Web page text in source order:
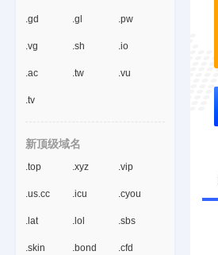
.gd .gl .pw
.vg .sh .io
.ac .tw .vu
.tv
新顶级域名
.top .xyz .vip
.us.cc .icu .cyou
.lat .lol .sbs
.skin .bond .cfd